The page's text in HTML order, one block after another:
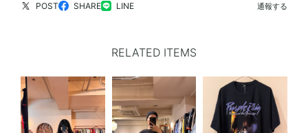
POST SHARE LINE 通報する
RELATED ITEMS